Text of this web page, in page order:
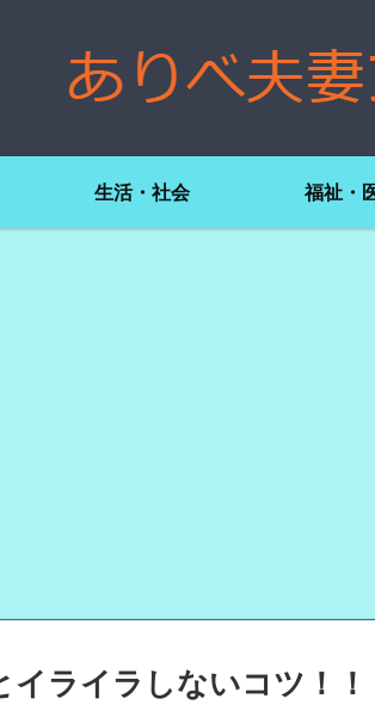
生活・社会 福祉・
イライラしないコツ！！